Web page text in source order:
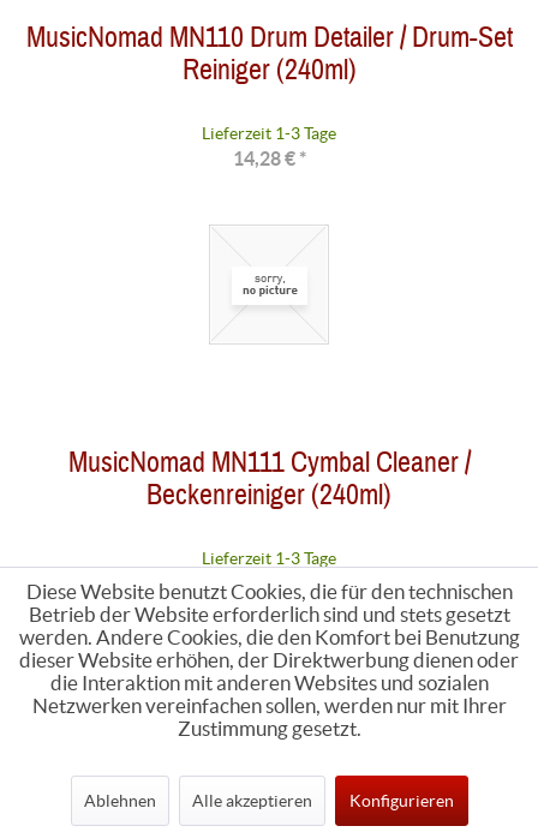
MusicNomad MN110 Drum Detailer / Drum-Set
Reiniger (240ml)
Lieferzeit 1-3 Tage
14,28 € *
MusicNomad MN111 Cymbal Cleaner /
Beckenreiniger (240ml)
Lieferzeit 1-3 Tage
17,85 € *
Diese Website benutzt Cookies, die für den technischen
Betrieb der Website erforderlich sind und stets gesetzt
werden. Andere Cookies, die den Komfort bei Benutzung
dieser Website erhöhen, der Direktwerbung dienen oder
die Interaktion mit anderen Websites und sozialen
Netzwerken vereinfachen sollen, werden nur mit Ihrer
Zustimmung gesetzt.
Ablehnen Alle akzeptieren Konfigurieren